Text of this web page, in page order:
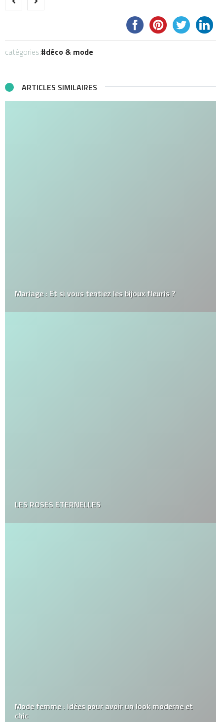
catégories: déco & mode
ARTICLES SIMILAIRES
Mariage : Et si vous tentiez les bijoux fleuris ?
LES ROSES ETERNELLES
Mode femme : Idées pour avoir un look moderne et
chic